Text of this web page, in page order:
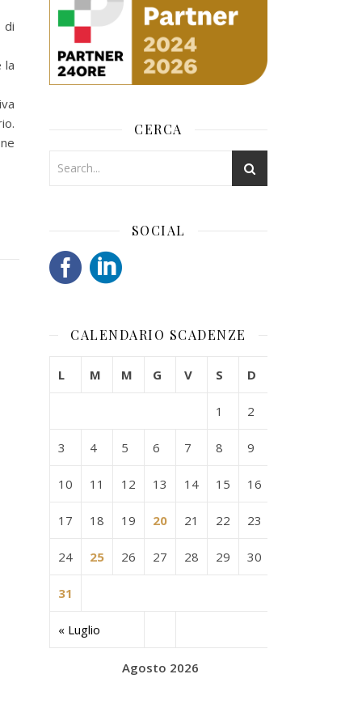
di
la
CERCA
SOCIAL
CALENDARIO SCADENZE
Agosto 2026
L M M G V S D
« Luglio
1 2
3 4 5 6 7 8 9
10 11 12 13 14 15 16
17 18 19 20 21 22 23
24 25 26 27 28 29 30
31